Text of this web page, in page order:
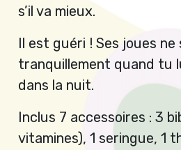
s’il va mieux.
Il est guéri ! Ses joues
tranquillement quand tu
dans la nuit.
Inclus 7 accessoires : 3
vitamines), 1 seringue, 1